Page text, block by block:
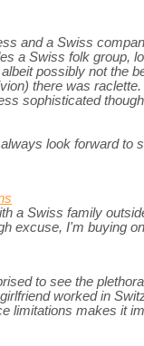
and a Swiss
a Swiss folk group,
possibly not the
there was
sophisticated
look forward to
a Swiss family
excuse, I'm buying
to see the
worked in
limitations makes it